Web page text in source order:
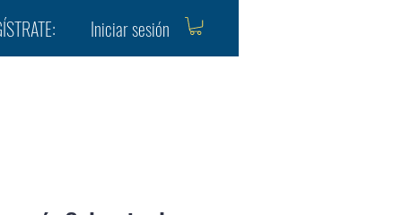
Iniciar sesión